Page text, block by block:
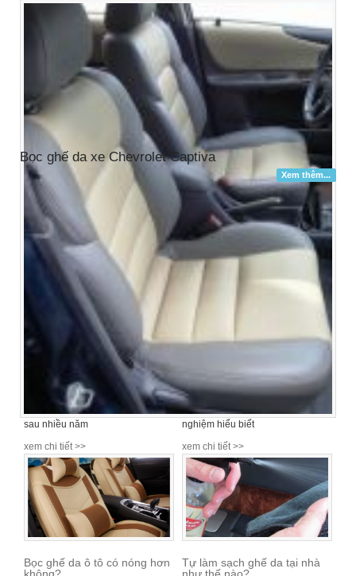
Bọc ghế da xe Chevrolet Captiva
Xem thêm...
Hỏi đáp bọc ghế da ô tô
Xem tất cả
Mẹo chăm sóc ghế da cho xe
Khi Ghế xe ô-tô dù da hay nỉ thì
sau nhiều năm
xem chi tiết >>
Lợi ích của việc bọc ghế da ô
tô
Bảo Long xin chia sẻ những kinh
nghiệm hiểu biết
xem chi tiết >>
Bọc ghế da ô tô có nóng hơn
Tự làm sạch ghế da tại nhà